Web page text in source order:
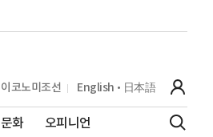
이코노미조선 English 日本語
문화 오피니언